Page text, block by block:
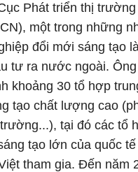
Phát triển thị
một trong những
đổi mới sáng tạo
tư ra nước ngoài.
khoảng 30 tổ hợp
tạo chất lượng cao
tại đó các tổ
tạo lớn của quốc
tham gia. Đến